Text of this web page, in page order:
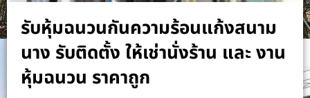
รับหุ้มฉนวนกันความร้อนแก้งสนาม
นาง รับติดตั้ง ให้เช่านั่งร้าน และ งาน
หุ้มฉนวน ราคาถูก